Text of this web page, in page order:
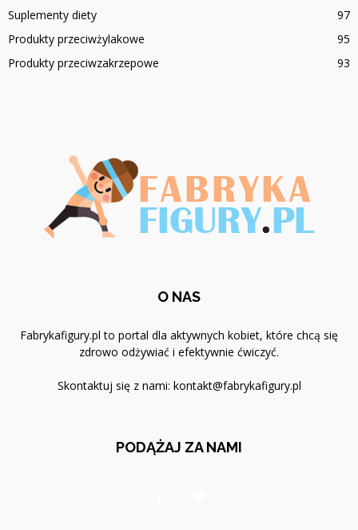
Suplementy diety
97
Produkty przeciwżylakowe
95
Produkty przeciwzakrzepowe
93
O NAS
Fabrykafigury.pl to portal dla aktywnych kobiet, które chcą się
zdrowo odżywiać i efektywnie ćwiczyć.
Skontaktuj się z nami: kontakt@fabrykafigury.pl
PODĄŻAJ ZA NAMI